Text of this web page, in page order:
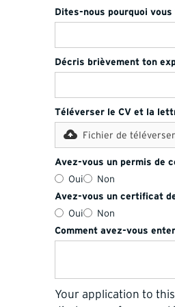
Dites-nous pourquoi
Décris brièvement ton
Téléverser le CV et la
Fichier de
Avez-vous un permis de
Oui
Non
Avez-vous un certificat
Oui
Non
Comment avez-vous
Your application to